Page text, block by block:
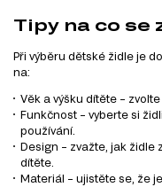
Tipy na co se
Při výběru dětské židle je
na:
Věk a výšku dítěte –
Funkčnost – vyberte si
používání.
Design – zvažte, jak
dítěte.
Materiál – ujistěte se, že